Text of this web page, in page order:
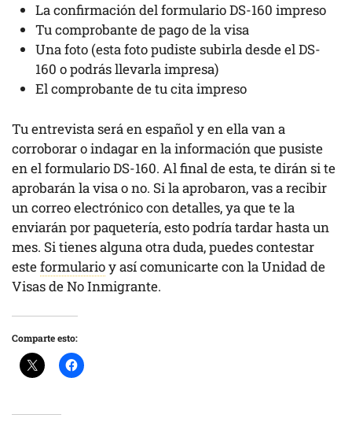
La confirmación del formulario DS-160 impreso
Tu comprobante de pago de la visa
Una foto (esta foto pudiste subirla desde el DS-
160 o podrás llevarla impresa)
El comprobante de tu cita impreso
Tu entrevista será en español y en ella van a
corroborar o indagar en la información que pusiste
en el formulario DS-160. Al final de esta, te dirán si te
aprobarán la visa o no. Si la aprobaron, vas a recibir
un correo electrónico con detalles, ya que te la
enviarán por paquetería, esto podría tardar hasta un
mes. Si tienes alguna otra duda, puedes contestar
esteformularioy así comunicarte con la Unidad de
Visas de No Inmigrante.
Comparte esto: